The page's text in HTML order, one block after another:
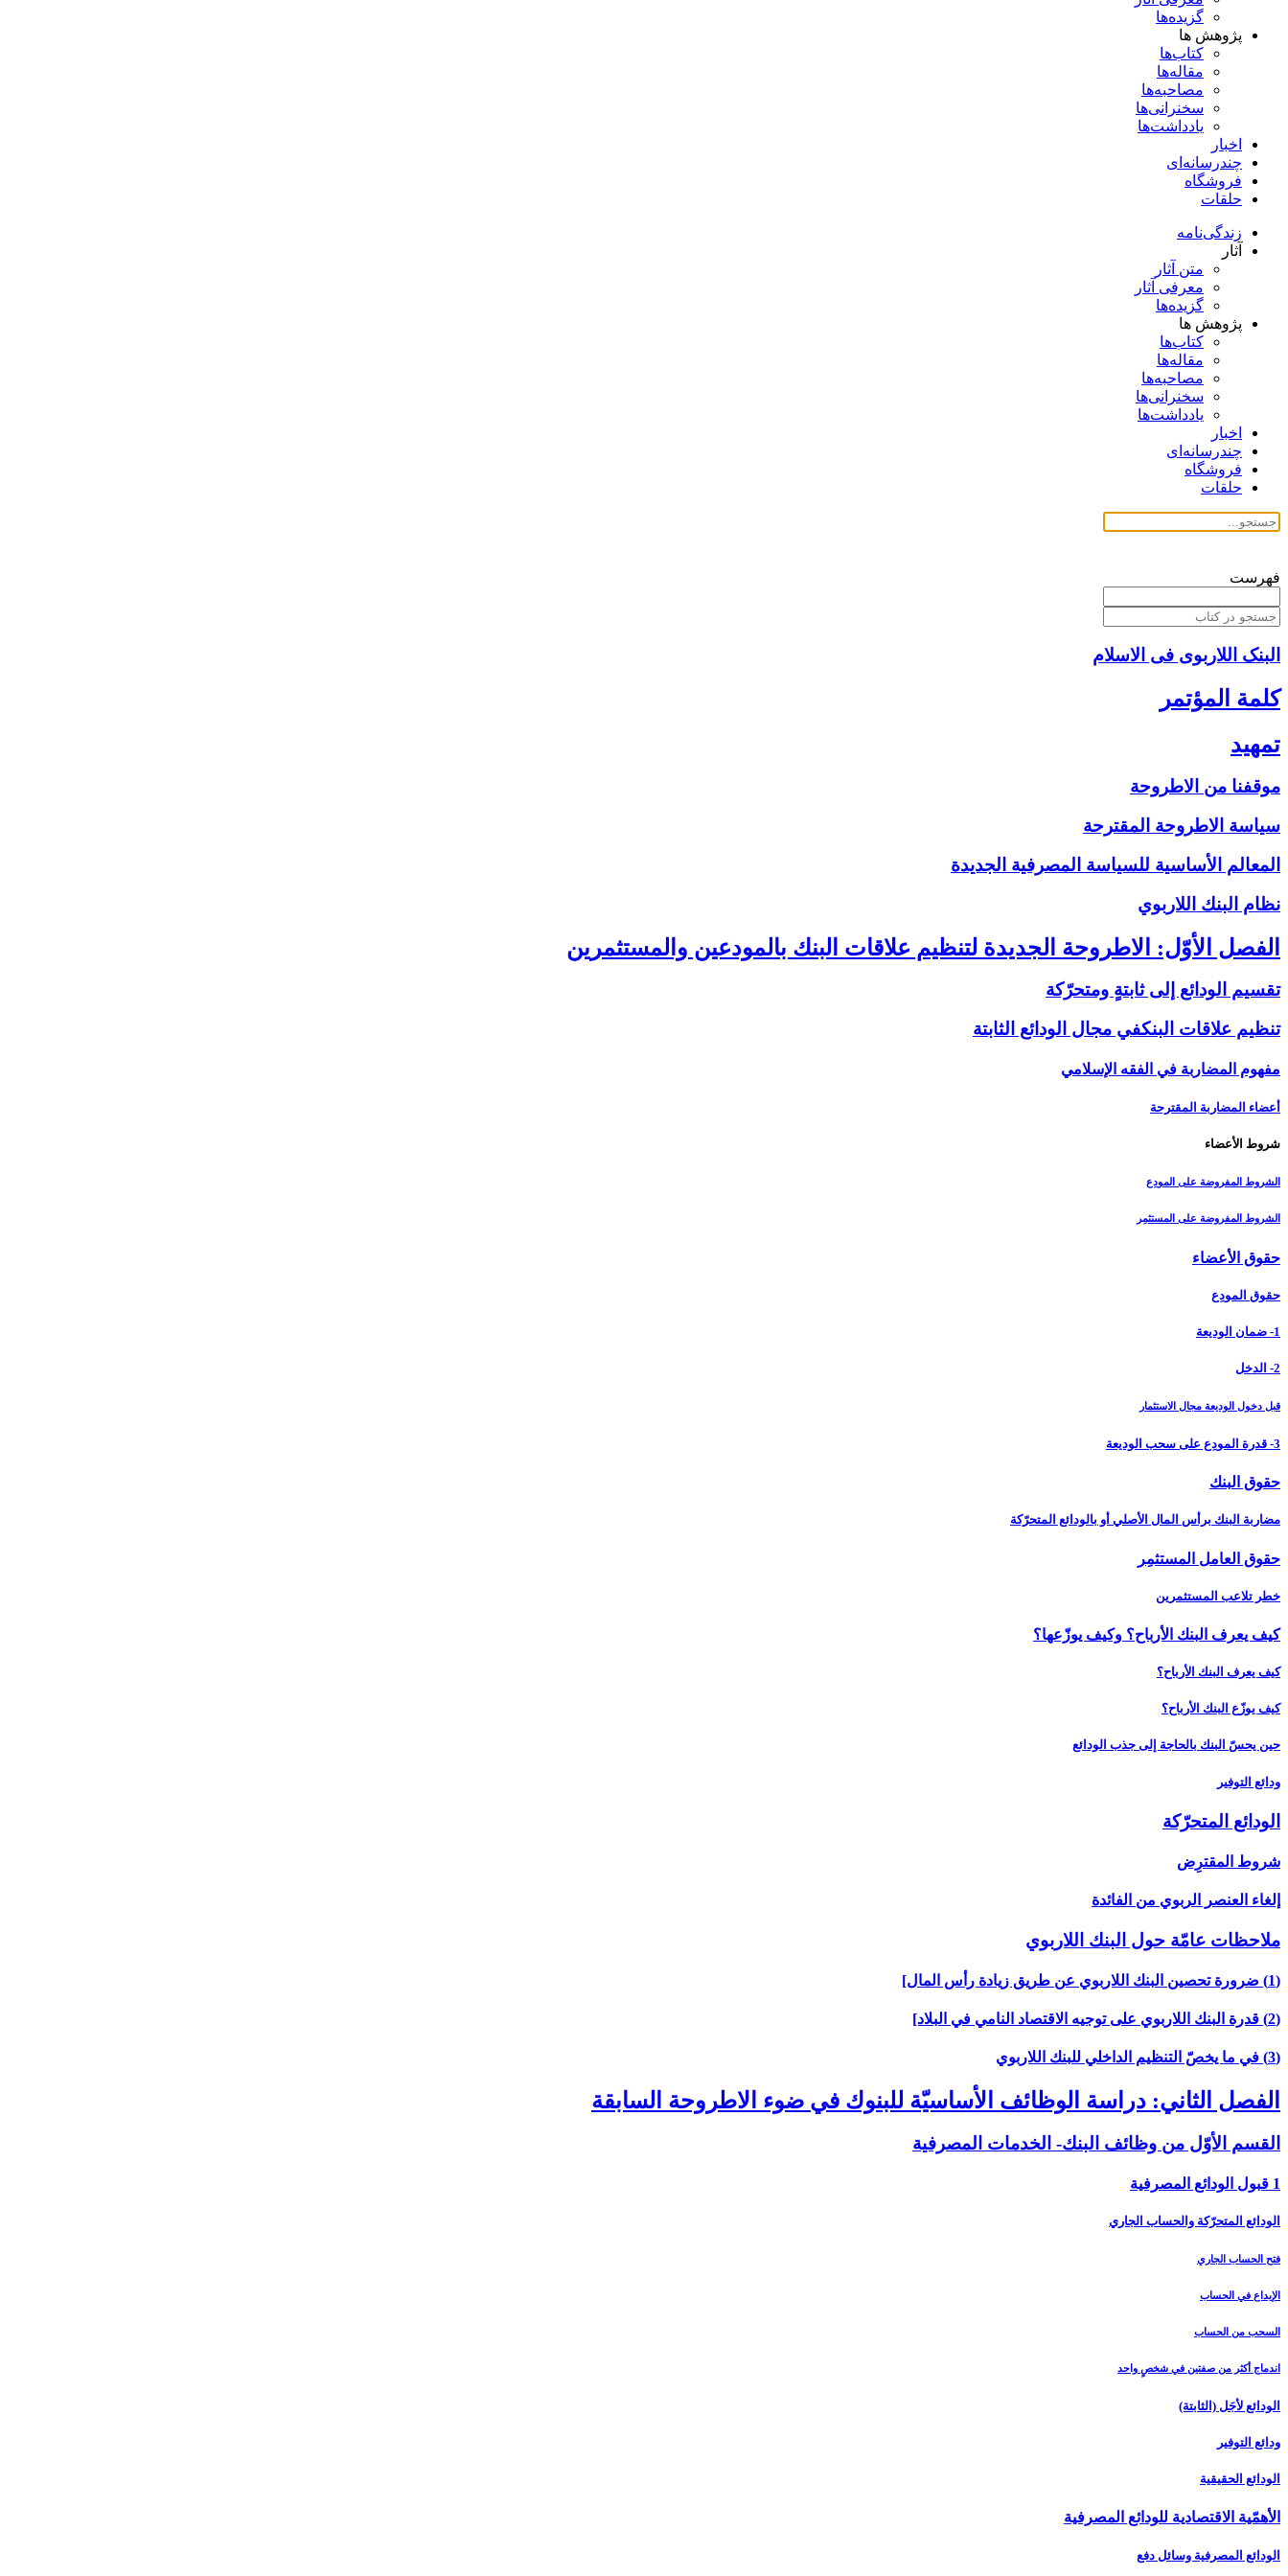
گزیده‌ها
پژوهش ها
کتاب‌ها
مقاله‌ها
مصاحبه‌ها
سخنرانی‌ها
یادداشت‌ها
اخبار
چندرسانه‌ای
فروشگاه
حلقات
زندگی‌نامه
آثار
متن آثار
معرفی آثار
گزیده‌ها
پژوهش ها
کتاب‌ها
مقاله‌ها
مصاحبه‌ها
سخنرانی‌ها
یادداشت‌ها
اخبار
چندرسانه‌ای
فروشگاه
حلقات
فهرست
البنک اللاربوی فی الاسلام
كلمة المؤتمر
تمهيد
موقفنا من الاطروحة
سياسة الاطروحة المقترحة
المعالم الأساسية للسياسة المصرفية الجديدة
نظام البنك اللاربوي‏
الفصل الأوّل: الاطروحة الجديدة لتنظيم علاقات البنك بالمودعين والمستثمرين‏
تقسيم الودائع إلى ثابتةٍ ومتحرّكة
تنظيم علاقات البنك‏في مجال الودائع الثابتة
مفهوم المضاربة في الفقه الإسلامي
أعضاء المضاربة المقترحة
شروط الأعضاء
الشروط المفروضة على المودِع
الشروط المفروضة على المستثمِر
حقوق الأعضاء
حقوق المودِع
1- ضمان الوديعة
2- الدخل
قبل دخول الوديعة مجال الاستثمار
3- قدرة المودِع على سحب الوديعة
حقوق البنك
مضاربة البنك برأس المال الأصلي أو بالودائع المتحرّكة
حقوق العامل المستثمِر
خطر تلاعب المستثمرين
كيف يعرف البنك الأرباح؟ وكيف يوزّعها؟
كيف يعرف البنك الأرباح؟
كيف يوزّع البنك الأرباح؟
حين يحسّ البنك بالحاجة إلى جذب الودائع
ودائع التوفير
الودائع المتحرّكة
شروط المقترِض
إلغاء العنصر الربوي من الفائدة
ملاحظات عامّة حول البنك اللاربوي‏
(1) ضرورة تحصين البنك اللاربوي عن طريق زيادة رأس المال‏]
(2) قدرة البنك اللاربوي على توجيه الاقتصاد النامي في البلاد]
(3) في ما يخصّ التنظيم الداخلي للبنك اللاربوي‏
الفصل الثاني: دراسة الوظائف الأساسيّة للبنوك في ضوء الاطروحة السابقة
القسم الأوّل من وظائف البنك- الخدمات المصرفية
1 قبول الودائع المصرفية
الودائع المتحرّكة والحساب الجاري
فتح الحساب الجاري
الإيداع في الحساب
السحب من الحساب
اندماج أكثر من صفتين في شخصٍ واحد
الودائع لأجَل (الثابتة)
ودائع التوفير
الودائع الحقيقية
الأهمّية الاقتصادية للودائع المصرفية
الودائع المصرفية وسائل دفع